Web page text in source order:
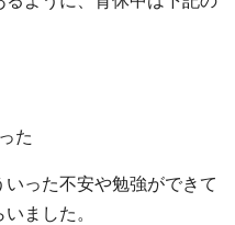
た
った不安や勉強ができて
ました。